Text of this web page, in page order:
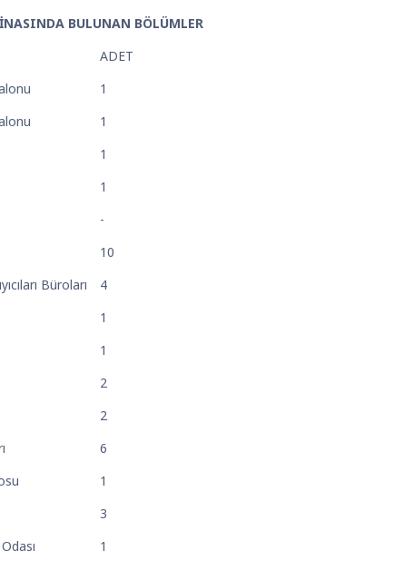
BULUNAN BÖLÜMLER
ADET
1
1
1
1
-
10
Büroları
4
1
1
2
2
6
1
3
1